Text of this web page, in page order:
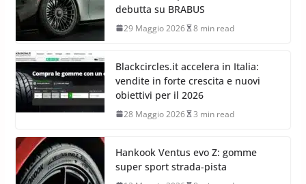
debutta su BRABUS
29 Maggio 2026 8 min read
Blackcircles.it accelera in Italia:
vendite in forte crescita e nuovi
obiettivi per il 2026
28 Maggio 2026 3 min read
Hankook Ventus evo Z: gomme
super sport strada-pista